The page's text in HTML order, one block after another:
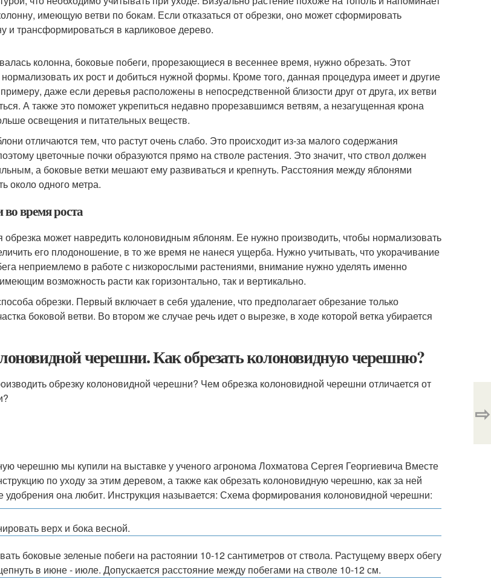
имеющую ветви по бокам. Если отказаться от обрезки, оно может сформировать
и трансформироваться в карликовое дерево.
колонна, боковые побеги, прорезающиеся в весеннее время, нужно обрезать. Этот
их рост и добиться нужной формы. Кроме того, данная процедура имеет и другие
даже если деревья расположены в непосредственной близости друг от друга, их ветви
А также это поможет укрепиться недавно прорезавшимся ветвям, а незагущенная крона
освещения и питательных веществ.
отличаются тем, что растут очень слабо. Это происходит из-за малого содержания
цветочные почки образуются прямо на стволе растения. Это значит, что ствол должен
а боковые ветки мешают ему развиваться и крепнуть. Расстояния между яблонями
около одного метра.
во время роста
может навредить колоновидным яблоням. Ее нужно производить, чтобы нормализовать
его плодоношение, в то же время не нанеся ущерба. Нужно учитывать, что укорачивание
неприемлемо в работе с низкорослыми растениями, внимание нужно уделять именно
возможность расти как горизонтально, так и вертикально.
обрезки. Первый включает в себя удаление, что предполагает обрезание только
боковой ветви. Во втором же случае речь идет о вырезке, в ходе которой ветка убирается
черешни. Как обрезать колоновидную черешню?
обрезку колоновидной черешни? Чем обрезка колоновидной черешни отличается от
черешню мы купили на выставке у ученого агронома Лохматова Сергея Георгиевича Вместе
по уходу за этим деревом, а также как обрезать колоновидную черешню, как за ней
удобрения она любит. Инструкция называется: Схема формирования колоновидной черешни:
верх и бока весной.
боковые зеленые побеги на растоянии 10-12 сантиметров от ствола. Растущему вверх обегу
в июне - июле. Допускается расстояние между побегами на стволе 10-12 см.
⇨